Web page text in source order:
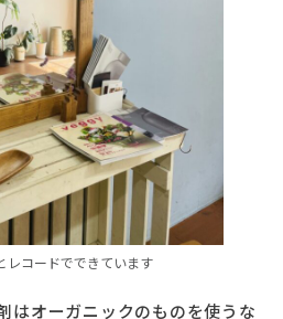
レコードでできています
はオーガニックのものを使うな